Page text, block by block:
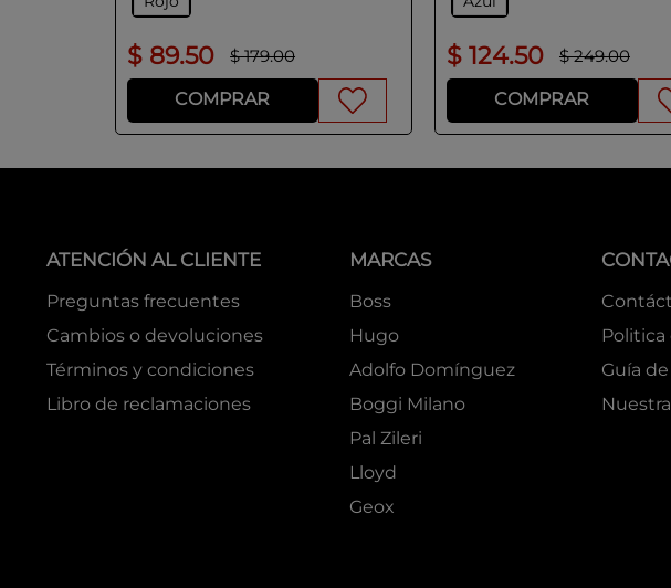
$ 89.50 $ 179.00
COMPRAR
$ 124.50 $ 249.00
COMPRAR
ATENCIÓN AL CLIENTE
Preguntas frecuentes
Cambios o devoluciones
Términos y condiciones
Libro de reclamaciones
MARCAS
Boss
Hugo
Adolfo Domínguez
Boggi Milano
Pal Zileri
Lloyd
Geox
Guía